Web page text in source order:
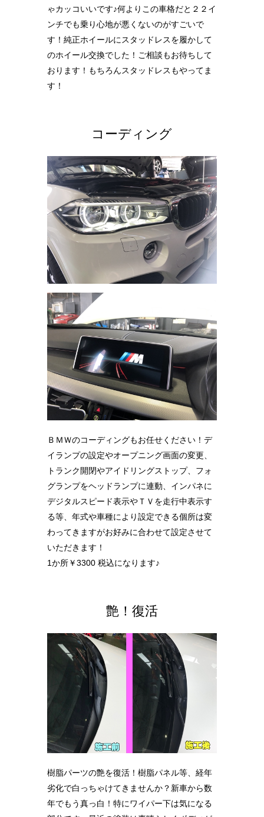
ゃカッコいいです♪何よりこの車格だと２２イ
ンチでも乗り心地が悪くないのがすごいで
す！純正ホイールにスタッドレスを履かして
のホイール交換でした！ご相談もお待ちして
おります！もちろんスタッドレスもやってま
す！
コーディング
ＢＭＷのコーディングもお任せください！デ
イランプの設定やオープニング画面の変更、
トランク開閉やアイドリングストップ、フォ
グランプをヘッドランプに連動、インパネに
デジタルスピード表示やＴＶを走行中表示す
る等、年式や車種により設定できる個所は変
わってきますがお好みに合わせて設定させて
いただきます！
1か所￥3300 税込になります♪
艶！復活
樹脂パーツの艶を復活！樹脂パネル等、経年
劣化で白っちゃけてきませんか？新車から数
年でもう真っ白！特にワイパー下は気になる